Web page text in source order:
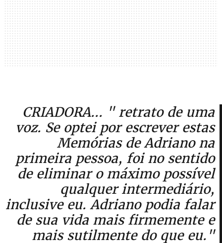
CRIADORA... " retrato de uma
voz. Se optei por escrever estas
Memórias de Adriano na
primeira pessoa, foi no sentido
de eliminar o máximo possível
qualquer intermediário,
inclusive eu. Adriano podia falar
de sua vida mais firmemente e
mais sutilmente do que eu."